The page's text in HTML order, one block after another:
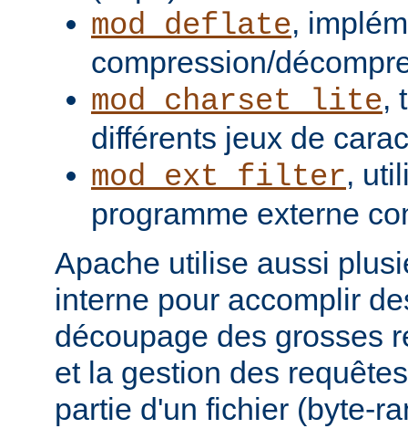
mod_deflate,
compression/
mod_charset_lite,
différents jeux de
mod_ext_filter,
programme externe
Apache utilise aussi
interne pour accomplir
découpage des grosses
et la gestion des
partie d'un fichier (byte-